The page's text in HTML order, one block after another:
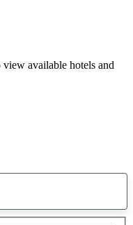
available hotels and